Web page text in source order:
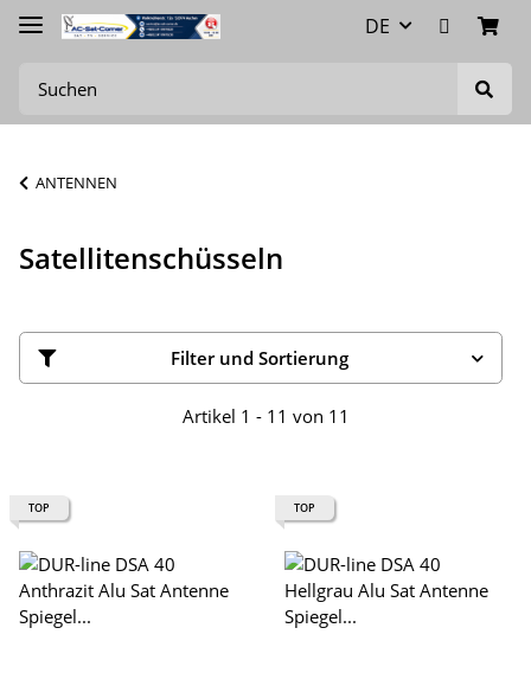
DE
ANTENNEN
Satellitenschüsseln
Filter und Sortierung
Artikel 1 - 11 von 11
TOP TOP